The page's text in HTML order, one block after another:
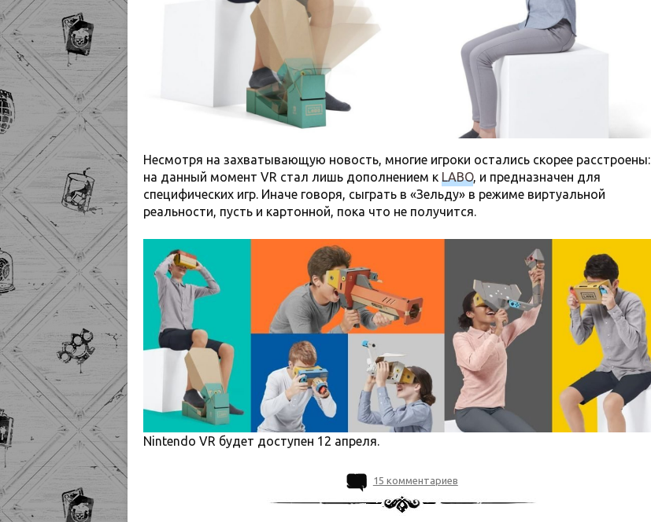
Несмотря на захватывающую новость, многие игроки остались скорее расстроены:
на данный момент VR стал лишь дополнением к LABO, и предназначен для
специфических игр. Иначе говоря, сыграть в «Зельду» в режиме виртуальной
реальности, пусть и картонной, пока что не получится.
Nintendo VR будет доступен 12 апреля.
15 комментариев